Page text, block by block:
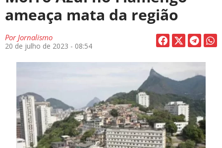
ameaça mata da região
PorJornalismo
20 de julho de 2023 - 08:54